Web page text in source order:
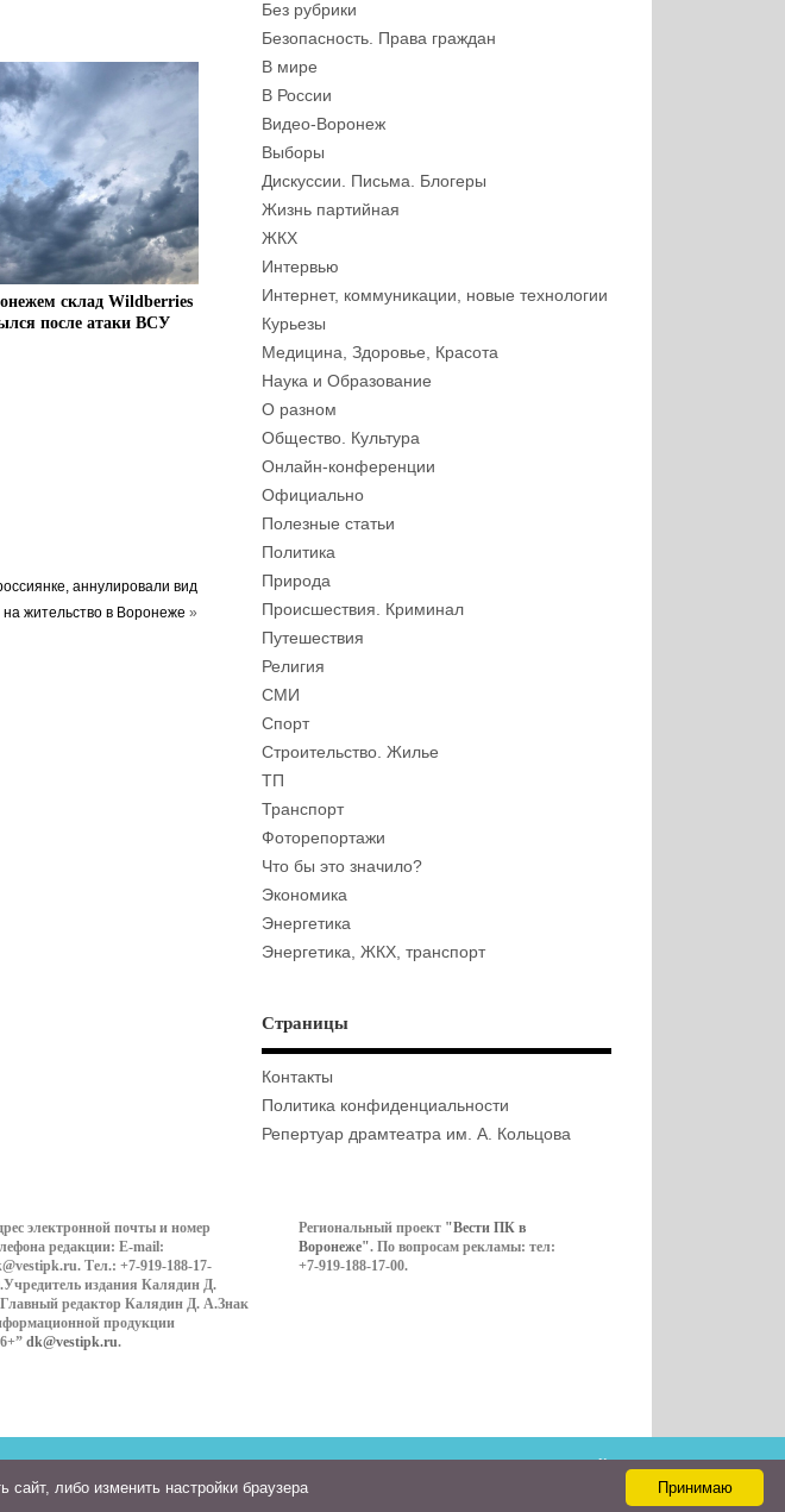
склад Wildberries
после атаки ВСУ
аннулировали вид
на жительство в Воронеже »
Без рубрики
Безопасность. Права граждан
В мире
В России
Видео-Воронеж
Выборы
Дискуссии. Письма. Блогеры
Жизнь партийная
ЖКХ
Интервью
Интернет, коммуникации, новые технологии
Курьезы
Медицина, Здоровье, Красота
Наука и Образование
О разном
Общество. Культура
Онлайн-конференции
Официально
Полезные статьи
Политика
Природа
Происшествия. Криминал
Путешествия
Религия
СМИ
Спорт
Строительство. Жилье
ТП
Транспорт
Фоторепортажи
Что бы это значило?
Экономика
Энергетика
Энергетика, ЖКХ, транспорт
Страницы
Контакты
Политика конфиденциальности
Репертуар драмтеатра им. А. Кольцова
электронной почты и номер
редакции: E-mail:
Тел.: +7-919-188-17-
издания Калядин Д.
редактор Калядин Д. А.Знак
продукции
dk@vestipk.ru.
Региональный проект "Вести ПК в
Воронеже". По вопросам рекламы: тел:
+7-919-188-17-00.
Контакты
Принимаю
либо изменить настройки браузера